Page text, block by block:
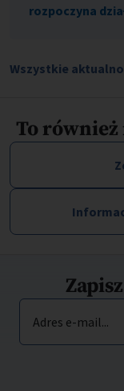
rozpoczyna
Wszystkie
To również
Adres e-mail...